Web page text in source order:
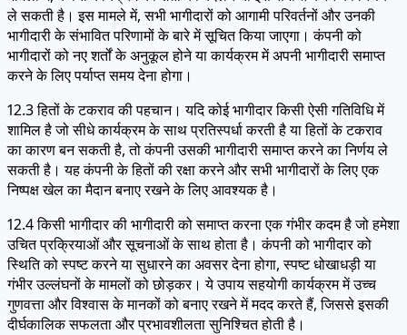
ले सकती है। इस मामले में, सभी भागीदारों को आगामी परिवर्तनों और उनकी
भागीदारी के संभावित परिणामों के बारे में सूचित किया जाएगा। कंपनी को
भागीदारों को नए शर्तों के अनुकूल होने या कार्यक्रम में अपनी भागीदारी समाप्त
करने के लिए पर्याप्त समय देना होगा।
12.3 हितों के टकराव की पहचान। यदि कोई भागीदार किसी ऐसी गतिविधि में
शामिल है जो सीधे कार्यक्रम के साथ प्रतिस्पर्धा करती है या हितों के टकराव
का कारण बन सकती है, तो कंपनी उसकी भागीदारी समाप्त करने का निर्णय ले
सकती है। यह कंपनी के हितों की रक्षा करने और सभी भागीदारों के लिए एक
निष्पक्ष खेल का मैदान बनाए रखने के लिए आवश्यक है।
12.4 किसी भागीदार की भागीदारी को समाप्त करना एक गंभीर कदम है जो हमेशा
उचित प्रक्रियाओं और सूचनाओं के साथ होता है। कंपनी को भागीदार को
स्थिति को स्पष्ट करने या सुधारने का अवसर देना होगा, स्पष्ट धोखाधड़ी या
गंभीर उल्लंघनों के मामलों को छोड़कर। ये उपाय सहयोगी कार्यक्रम में उच्च
गुणवत्ता और विश्वास के मानकों को बनाए रखने में मदद करते हैं, जिससे इसकी
दीर्घकालिक सफलता और प्रभावशीलता सुनिश्चित होती है।